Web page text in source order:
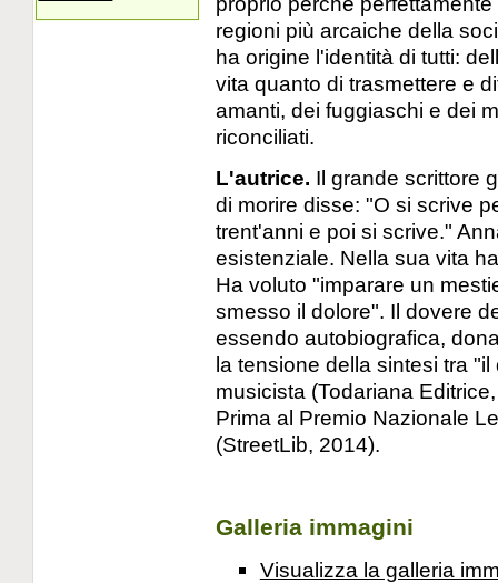
regioni più arcaiche della
ha origine l'identità di tutti:
vita quanto di trasmettere e
amanti, dei fuggiaschi e dei
riconciliati.
L'autrice. Il grande scrittore
di morire disse: "O si scrive
trent'anni e poi si scrive."
esistenziale. Nella sua vita
Ha voluto "imparare un
smesso il dolore". Il dovere
essendo autobiografica,
la tensione della sintesi tra
musicista (Todariana
Prima al Premio Nazionale
(StreetLib, 2014).
Galleria immagini
Visualizza la galleria